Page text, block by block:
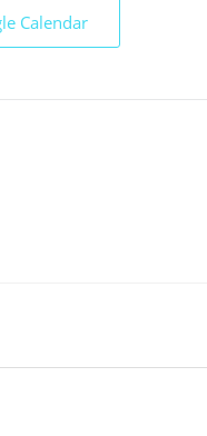
Calendar